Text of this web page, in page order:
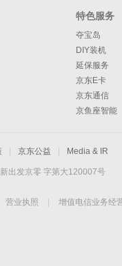
特色服务
夺宝岛
DIY装机
延保服务
京东E卡
京东通信
京鱼座智能
京东公益 Media & IR
新出发京零 字第大120007号
营业执照
增值电信业务经